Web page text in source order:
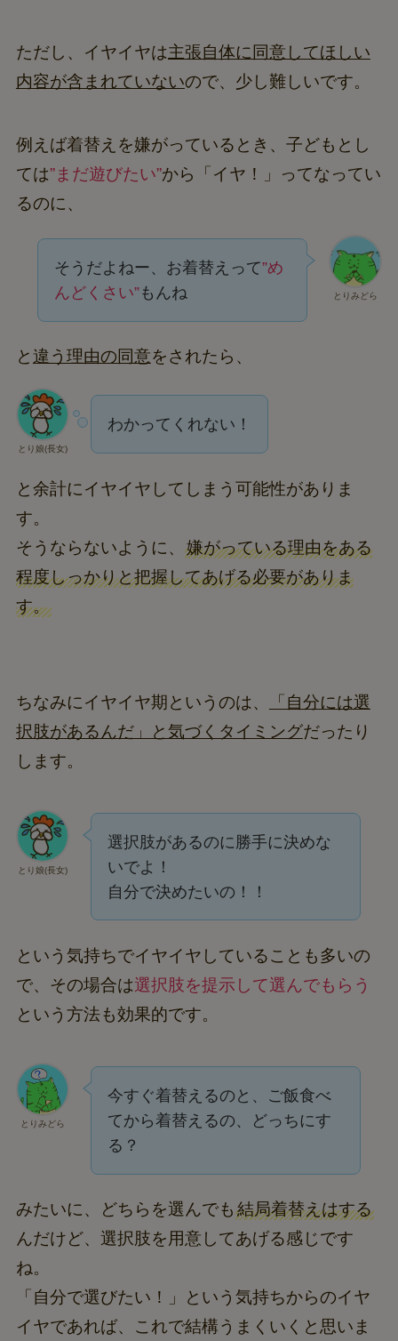
ただし、イヤイヤは主張自体に同意してほしい
内容が含まれていないので、少し難しいです。
例えば着替えを嫌がっているとき、子どもとし
ては”まだ遊びたい”から「イヤ！」ってなってい
るのに、
とりみどら
そうだよねー、お着替えって”め
んどくさい”もんね
と 違う理由の同意をされたら、
とり娘(長女)
わかってくれない！
と余計にイヤイヤしてしまう可能性がありま
す。
そうならないように、 嫌がっている理由をある
程度しっかりと把握してあげる必要がありま
す。
ちなみにイヤイヤ期というのは、
「自分には選
択肢があるんだ」と気づくタイミングだったり
します。
とり娘(長女)
選択肢があるのに勝手に決めな
いでよ！
自分で決めたいの！！
という気持ちでイヤイヤしていることも多いの
で、その場合は選択肢を提示して選んでもらう
という方法も効果的です。
とりみどら
今すぐ着替えるのと、ご飯食べ
てから着替えるの、どっちにす
る？
みたいに、どちらを選んでも 結局着替えはする
んだけど、選択肢を用意してあげる感じです
ね。
「自分で選びたい！」という気持ちからのイヤ
イヤであれば、これで結構うまくいくと思いま